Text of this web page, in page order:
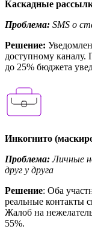
Каскадные
Проблема: SMS о
Решение:
доступному
до 25% бюджета
Инкогнито
Проблема:Личные
друг у друга
Решение: Оба
реальные контакты
Жалоб на
55%.